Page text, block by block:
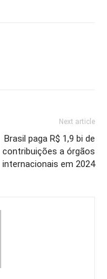
Next article
Brasil paga R$ 1,9 bi de
contribuições a órgãos
internacionais em 2024